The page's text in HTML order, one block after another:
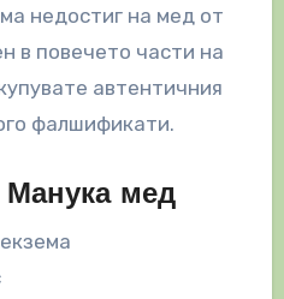
недостиг на мед от
в повечето части на
автентичния
фалшификати.
Манука мед